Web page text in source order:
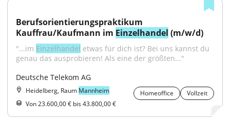
Berufsorientierungspraktikum
Kauffrau/Kaufmann im Einzelhandel (m/w/d)
"...im Einzelhandel etwas für dich ist? Bei uns kannst du
genau das ausprobieren! Als eine der größten..."
Deutsche Telekom AG
Heidelberg, Raum Mannheim Homeoffice
Vollzeit
Von 23.600,00 € bis 43.800,00 €